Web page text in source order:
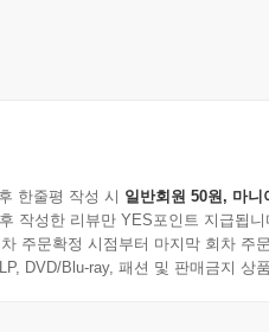
한줄평 작성 시 일반회원 50원, 마니
작성한 리뷰만 YES포인트 지급됩니
주문확정 시점부터 마지막 회차 주
DVD/Blu-ray, 패션 및 판매금지 상